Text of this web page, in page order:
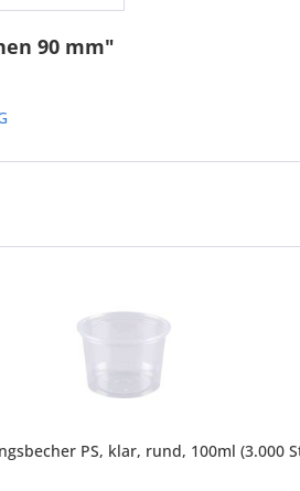
90 mm"
PS, klar, rund, 100ml (3.000